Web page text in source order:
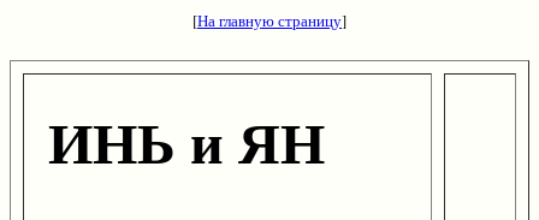
[На главную страницу]
ИНЬ и ЯН